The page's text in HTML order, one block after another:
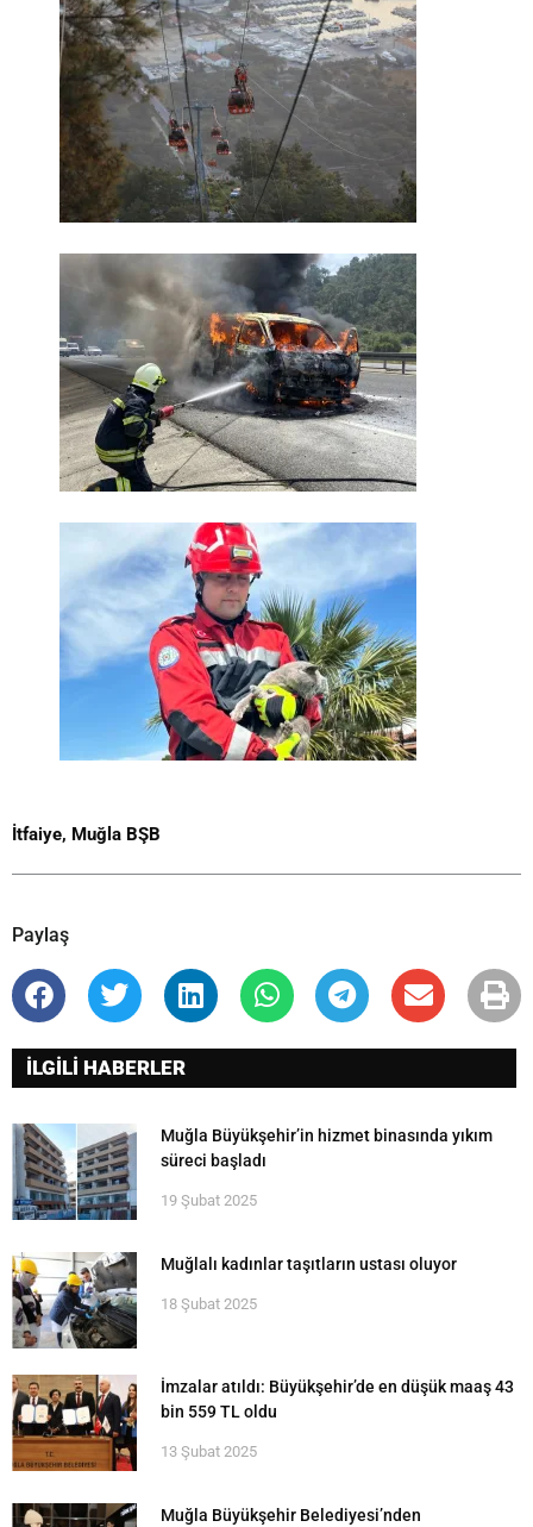
İtfaiye, Muğla BŞB
Paylaş
İLGİLİ HABERLER
Muğla Büyükşehir’in hizmet binasında yıkım
süreci başladı
19 Şubat 2025
Muğlalı kadınlar taşıtların ustası oluyor
18 Şubat 2025
İmzalar atıldı: Büyükşehir’de en düşük maaş 43
bin 559 TL oldu
13 Şubat 2025
Muğla Büyükşehir Belediyesi’nden